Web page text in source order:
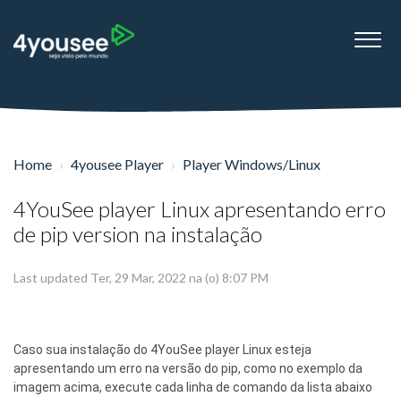
Home 4yousee Player Player Windows/Linux
4YouSee player Linux apresentando erro
de pip version na instalação
Last updated Ter, 29 Mar, 2022 na (o) 8:07 PM
Caso sua instalação do 4YouSee player Linux esteja
apresentando um erro na versão do pip, como no exemplo da
imagem acima, execute cada linha de comando da lista abaixo